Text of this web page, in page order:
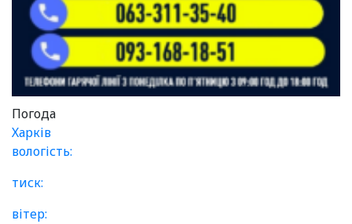
Погода
Харків
вологість:
тиск:
вітер: